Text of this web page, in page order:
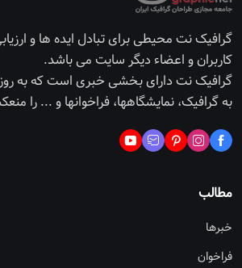
گرافیک نت محیطی برای تبادل ایده ها و
کاربران و اعضاء دیگر سایت می باشد.
گرافیک نت دارای بخشی خبری است که به
به گرافیک، نمایشگاهها، فراخوانها و ... را
مطالب
خبرها
فراخوان